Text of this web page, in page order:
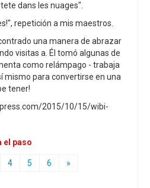
dans les nuages".
repetición a mis maestros.
una manera de abrazar
visitas a. Él tomó algunas de
como relámpago - trabaja
mismo para convertirse en una
tener!
2015/10/15/wibi-
el paso
4 5 6 »